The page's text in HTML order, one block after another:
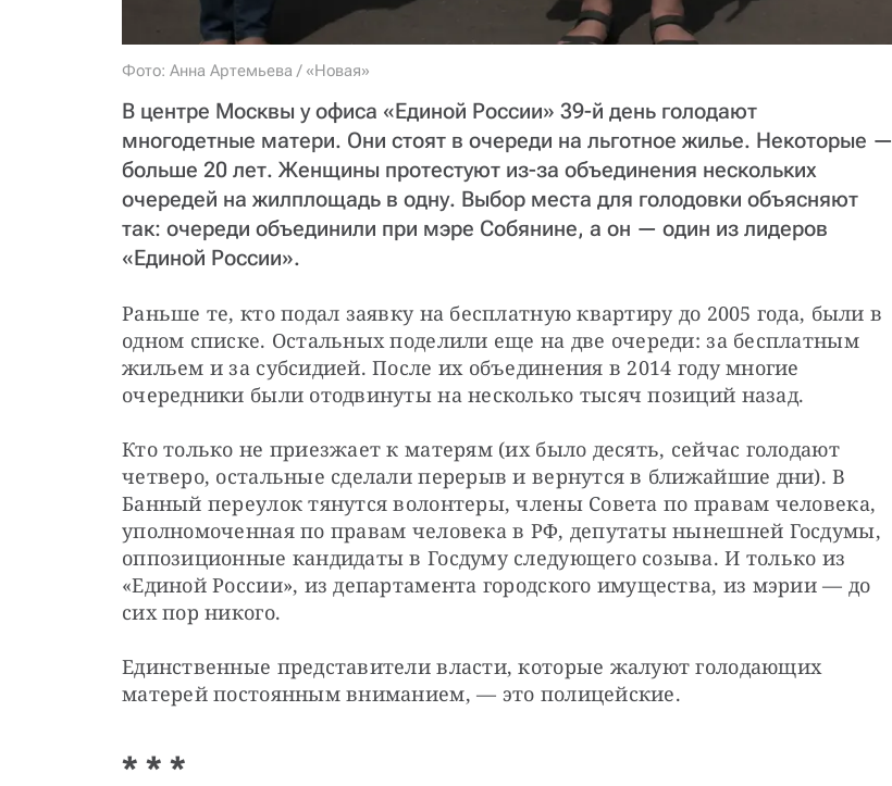
Фото: Анна Артемьева / «Новая»
В центре Москвы у офиса «Единой России» 39-й день голодают
многодетные матери. Они стоят в очереди на льготное жилье. Некоторые —
больше 20 лет. Женщины протестуют из-за объединения нескольких
очередей на жилплощадь в одну. Выбор места для голодовки объясняют
так: очереди объединили при мэре Собянине, а он — один из лидеров
«Единой России».
Раньше те, кто подал заявку на бесплатную квартиру до 2005 года, были в
одном списке. Остальных поделили еще на две очереди: за бесплатным
жильем и за субсидией. После их объединения в 2014 году многие
очередники были отодвинуты на несколько тысяч позиций назад.
Кто только не приезжает к матерям (их было десять, сейчас голодают
четверо, остальные сделали перерыв и вернутся в ближайшие дни). В
Банный переулок тянутся волонтеры, члены Совета по правам человека,
уполномоченная по правам человека в РФ, депутаты нынешней Госдумы,
оппозиционные кандидаты в Госдуму следующего созыва. И только из
«Единой России», из департамента городского имущества, из мэрии — до
сих пор никого.
Единственные представители власти, которые жалуют голодающих
матерей постоянным вниманием, — это полицейские.
* * *